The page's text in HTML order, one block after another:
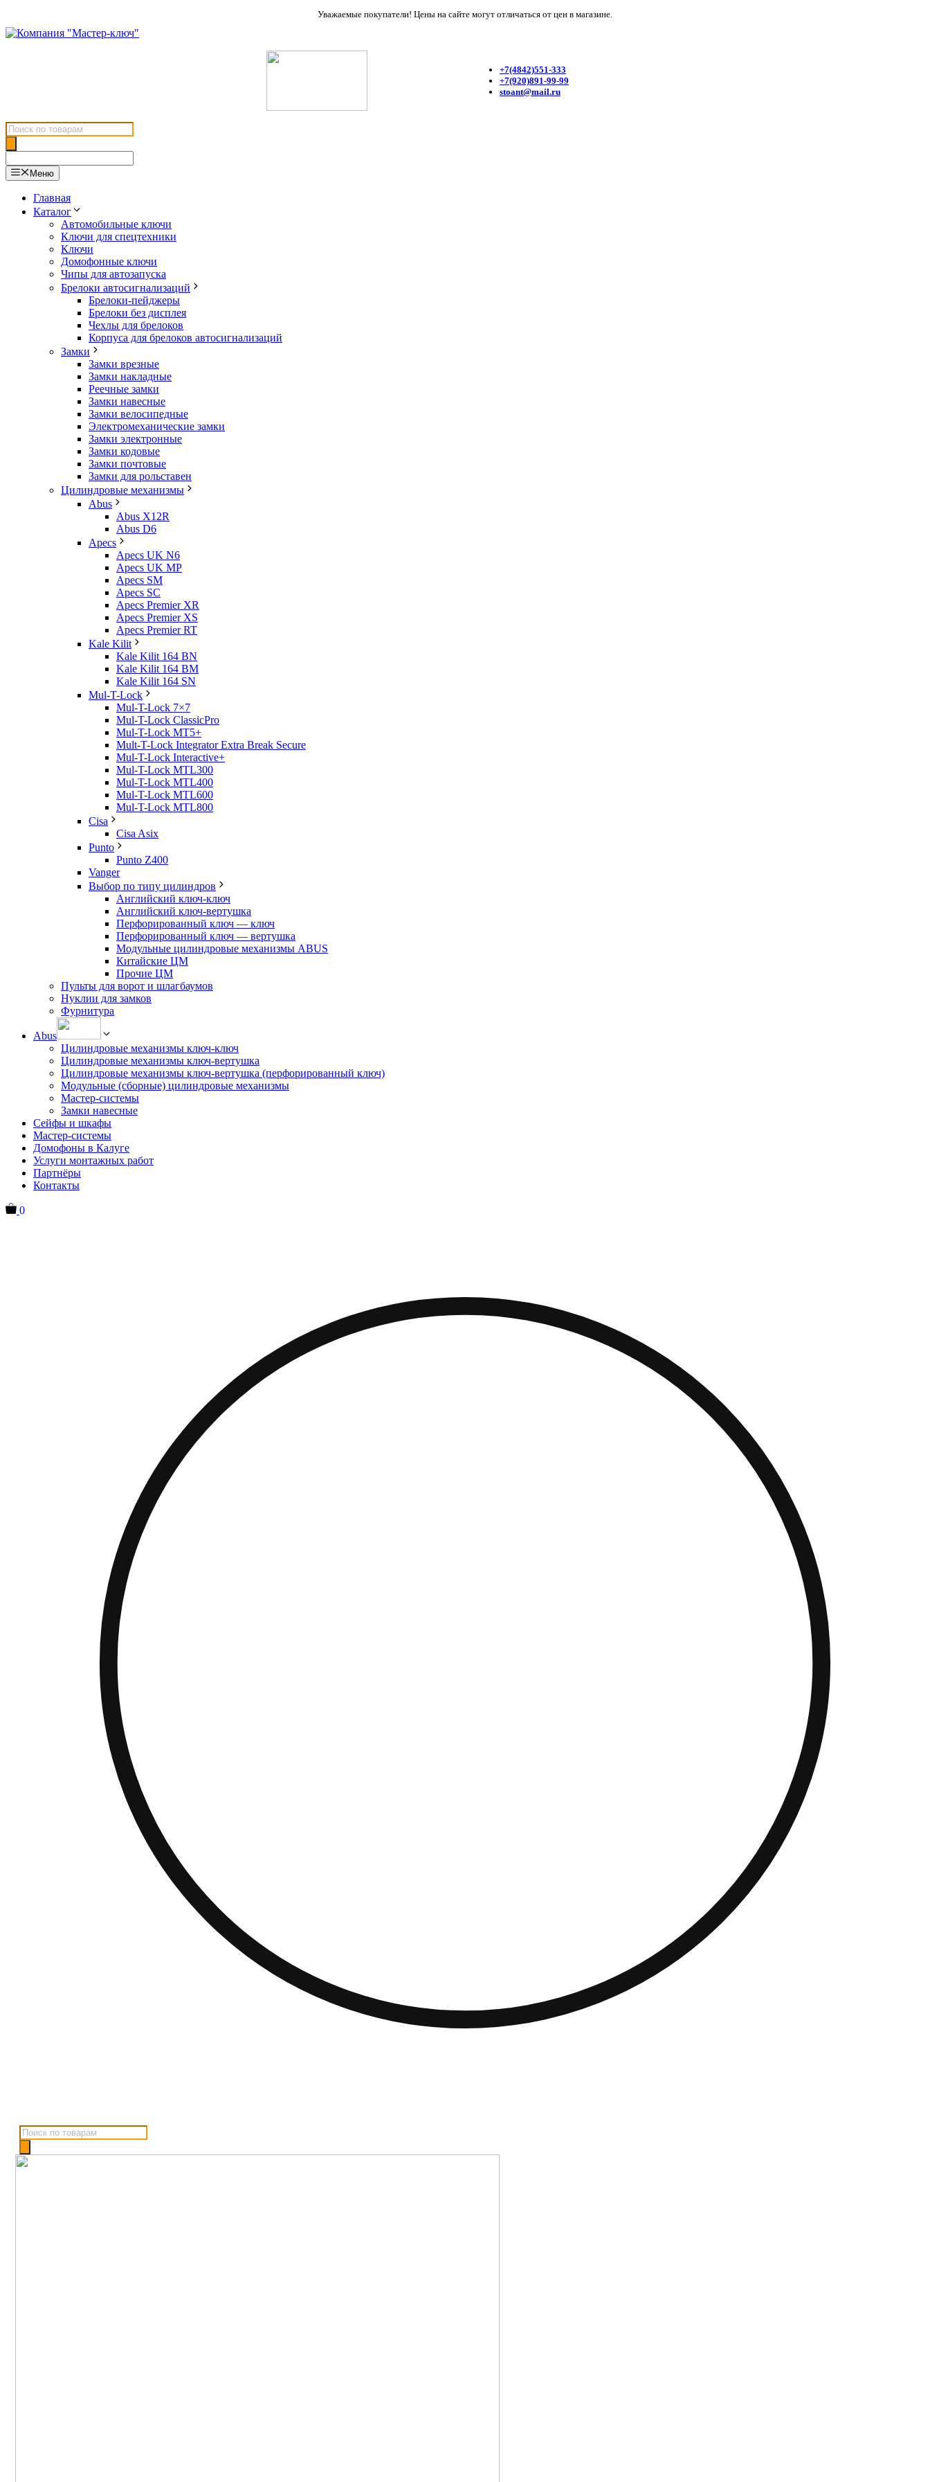
к
содержимому
Уважаемые покупатели! Цены на сайте могут отличаться от цен в магазине.
+7(4842)551-333
+7(920)891-99-99
stoant@mail.ru
Поиск
товаров
Меню
Главная
Каталог
Автомобильные ключи
Ключи для спецтехники
Ключи
Домофонные ключи
Чипы для автозапуска
Брелоки автосигнализаций
Брелоки-пейджеры
Брелоки без дисплея
Чехлы для брелоков
Корпуса для брелоков автосигнализаций
Замки
Замки врезные
Замки накладные
Реечные замки
Замки навесные
Замки велосипедные
Электромеханические замки
Замки электронные
Замки кодовые
Замки почтовые
Замки для рольставен
Цилиндровые механизмы
Abus
Abus X12R
Abus D6
Apecs
Apecs UK N6
Apecs UK MP
Apecs SM
Apecs SC
Apecs Premier XR
Apecs Premier XS
Apecs Premier RT
Kale Kilit
Kale Kilit 164 BN
Kale Kilit 164 BM
Kale Kilit 164 SN
Mul-T-Lock
Mul-T-Lock 7×7
Mul-T-Lock ClassicPro
Mul-T-Lock MT5+
Mult-T-Lock Integrator Extra Break Secure
Mul-T-Lock Interactive+
Mul-T-Lock MTL300
Mul-T-Lock MTL400
Mul-T-Lock MTL600
Mul-T-Lock MTL800
Cisa
Cisa Asix
Punto
Punto Z400
Vanger
Выбор по типу цилиндров
Английский ключ-ключ
Английский ключ-вертушка
Перфорированный ключ — ключ
Перфорированный ключ — вертушка
Модульные цилиндровые механизмы ABUS
Китайские ЦМ
Прочие ЦМ
Пульты для ворот и шлагбаумов
Нуклии для замков
Фурнитура
Abus
Цилиндровые механизмы ключ-ключ
Цилиндровые механизмы ключ-вертушка
Цилиндровые механизмы ключ-вертушка (перфорированный ключ)
Модульные (сборные) цилиндровые механизмы
Мастер-системы
Замки навесные
Сейфы и шкафы
Мастер-системы
Домофоны в Калуге
Услуги монтажных работ
Партнёры
Контакты
0
Поиск
товаров